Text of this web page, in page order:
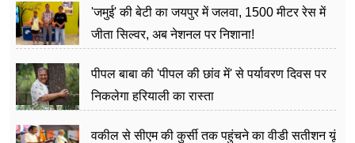
'जमुई' की बेटी का जयपुर में जलवा, 1500 मीटर रेस में
जीता सिल्वर, अब नेशनल पर निशाना!
पीपल बाबा की 'पीपल की छांव में' से पर्यावरण दिवस पर
निकलेगा हरियाली का रास्ता
वकील से सीएम की कुर्सी तक पहुंचने का वीडी सतीशन यूं